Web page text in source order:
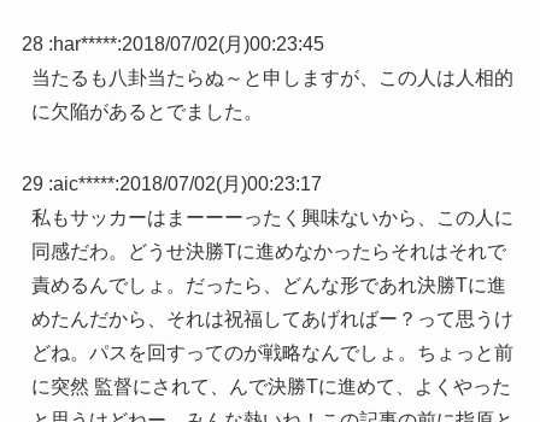
28 :har*****:2018/07/02(月)00:23:45
当たるも八卦当たらぬ～と申しますが、この人は人相的
に欠陥があるとでました。
29 :aic*****:2018/07/02(月)00:23:17
私もサッカーはまーーーったく興味ないから、この人に
同感だわ。どうせ決勝Tに進めなかったらそれはそれで
責めるんでしょ。だったら、どんな形であれ決勝Tに進
めたんだから、それは祝福してあげればー？って思うけ
どね。パスを回すってのが戦略なんでしょ。ちょっと前
に突然 監督にされて、んで決勝Tに進めて、よくやった